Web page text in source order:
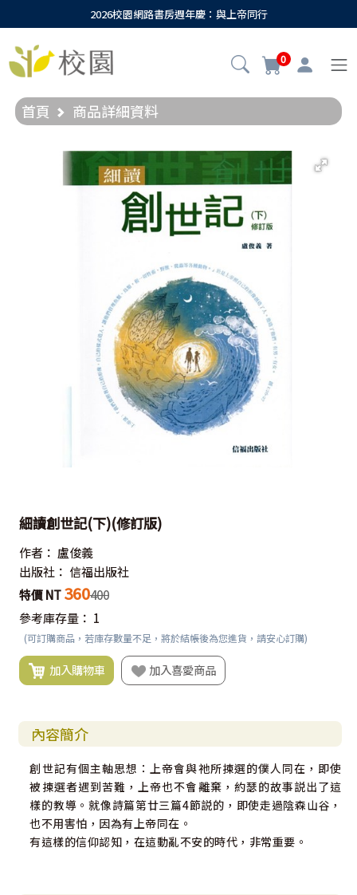
2026校園網路書房週年慶：與上帝同行
0
首頁 商品詳細資料
細讀創世記(下)(修訂版)
作者： 盧俊義
出版社： 信福出版社
特價 NT 360400
參考庫存量： 1
(可訂購商品，若庫存數量不足，將於結帳後為您進貨，請安心訂購)
加入購物車 加入喜愛商品
內容簡介
創世記有個主軸思想：上帝會與祂所揀選的僕人同在，即使
被揀選者遇到苦難，上帝也不會離棄，約瑟的故事説出了這
樣的教導。就像詩篇第廿三篇4節説的，即使走過陰森山谷，
也不用害怕，因為有上帝同在。
有這樣的信仰認知，在這動亂不安的時代，非常重要。